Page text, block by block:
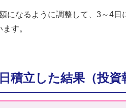
になるように調整して、3～4日
す。
立した結果（投資